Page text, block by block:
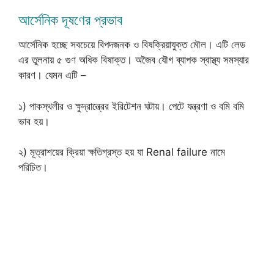
আর্সেনিক দূষণের প্রভাব
আর্সেনিক হচ্ছে সবচেয়ে বিপদজনক ও বিষক্রিয়াযুক্ত মৌল। এটি লেড
এর তুলনায় ৫ গুণ অধিক বিষাক্ত। অজৈব যৌগ ব্যাপক স্বাস্থ্য সমস্যার
কারণ। যেমন এটি –
১) পাকস্থলীর ও ক্ষুদ্রান্ত্রের ইরিটেশন ঘটায়। পেটে যন্ত্রণা ও বমি বমি
ভাব হয়।
২) মূত্রাশয়ের ক্রিয়া ক্ষতিগ্রস্ত হয় যা Renal failure নামে
পরিচিত।